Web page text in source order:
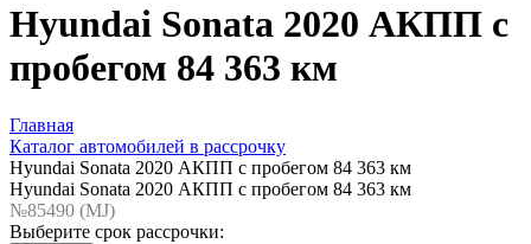
Hyundai Sonata 2020 АКПП с
пробегом 84 363 км
Главная
Каталог автомобилей в рассрочку
Hyundai Sonata 2020 АКПП с пробегом 84 363 км
Hyundai Sonata 2020 АКПП с пробегом 84 363 км
№85490 (МJ)
Выберите срок рассрочки: